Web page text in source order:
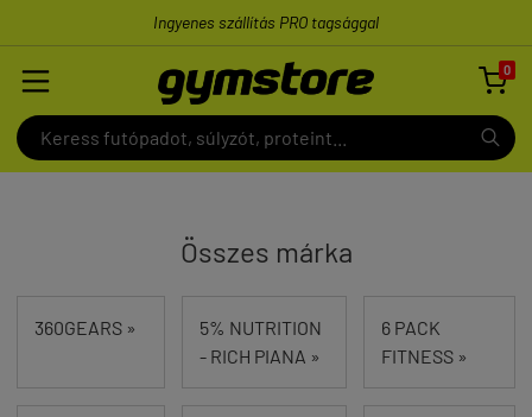
Ingyenes szállítás PRO tagsággal
0

Összes márka
360GEARS »
5% NUTRITION
- RICH PIANA »
6 PACK
FITNESS »